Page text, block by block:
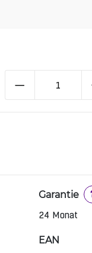
Garantie
24 Monat
EAN